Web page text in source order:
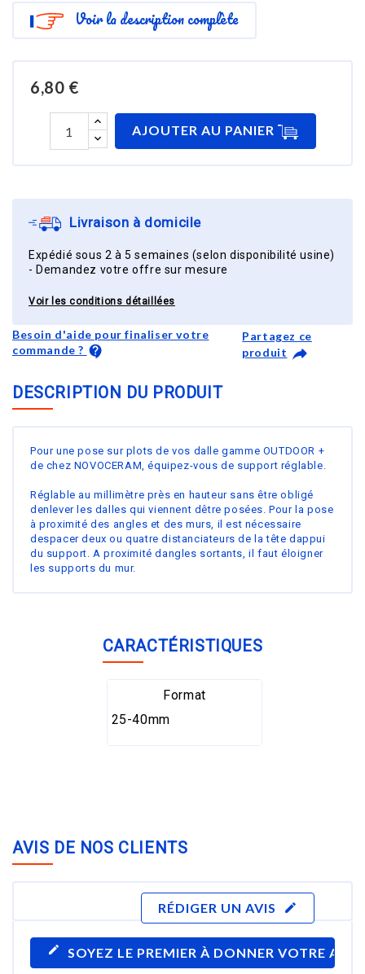
Voir la description complète
6,80 €
AJOUTER AU PANIER
Livraison à domicile
Expédié sous 2 à 5 semaines (selon disponibilité usine)
- Demandez votre offre sur mesure
Voir les conditions détaillées
Besoin d'aide pour finaliser votre
commande ?
Partagez ce
produit
DESCRIPTION DU PRODUIT
Pour une pose sur plots de vos dalle gamme OUTDOOR +
de chez NOVOCERAM, équipez-vous de support réglable.
Réglable au millimètre près en hauteur sans être obligé
denlever les dalles qui viennent dêtre posées. Pour la pose
à proximité des angles et des murs, il est nécessaire
despacer deux ou quatre distanciateurs de la tête dappui
du support. A proximité dangles sortants, il faut éloigner
les supports du mur.
CARACTÉRISTIQUES
Format
25-40mm
AVIS DE NOS CLIENTS
RÉDIGER UN AVIS edit
edit SOYEZ LE PREMIER À DONNER VOTRE AVIS